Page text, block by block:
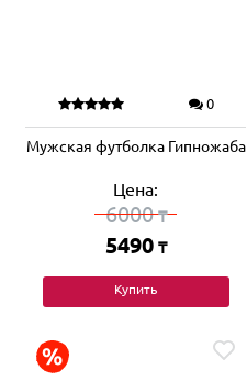
0
Мужская футболка Гипножаба
Цена:
6000₸
5490 ₸
Купить